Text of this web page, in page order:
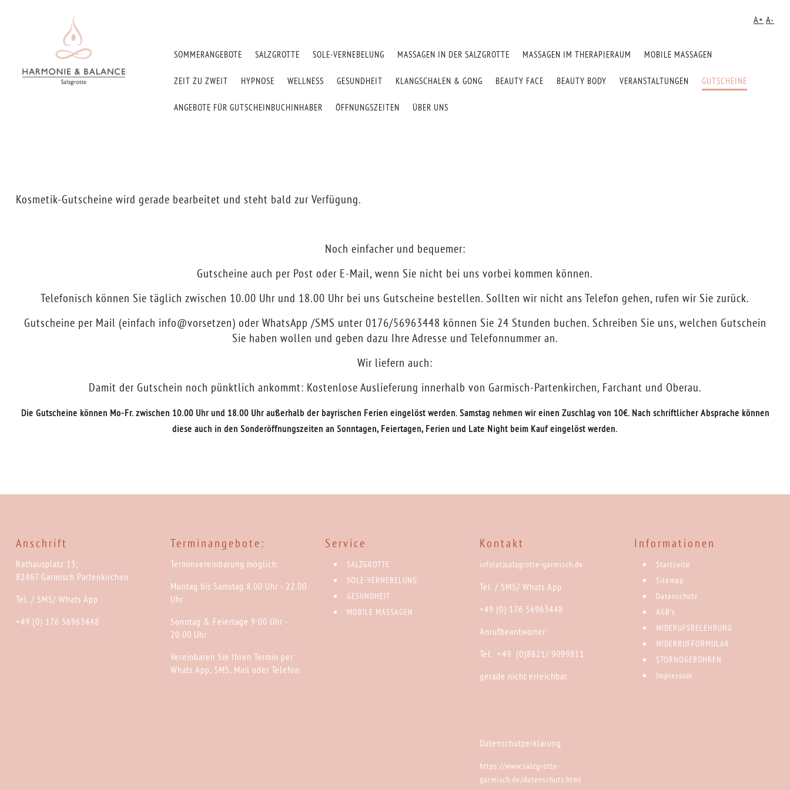
A+ A-
SOMMERANGEBOTE SALZGROTTE SOLE-VERNEBELUNG MASSAGEN IN DER SALZGROTTE MASSAGEN IM THERAPIERAUM MOBILE MASSAGEN
ZEIT ZU ZWEIT HYPNOSE WELLNESS GESUNDHEIT KLANGSCHALEN & GONG BEAUTY FACE BEAUTY BODY VERANSTALTUNGEN GUTSCHEINE
ANGEBOTE FÜR GUTSCHEINBUCHINHABER ÖFFNUNGSZEITEN ÜBER UNS
Kosmetik-Gutscheine wird gerade bearbeitet und steht bald zur Verfügung.
Noch einfacher und bequemer:
Gutscheine auch per Post oder E-Mail, wenn Sie nicht bei uns vorbei kommen können.
Telefonisch können Sie täglich zwischen 10.00 Uhr und 18.00 Uhr bei uns Gutscheine bestellen. Sollten wir nicht ans Telefon gehen, rufen wir Sie zurück.
Gutscheine per Mail (einfach info@vorsetzen) oder WhatsApp /SMS unter 0176/56963448 können Sie 24 Stunden buchen. Schreiben Sie uns, welchen Gutschein
Sie haben wollen und geben dazu Ihre Adresse und Telefonnummer an.
Wir liefern auch:
Damit der Gutschein noch pünktlich ankommt: Kostenlose Auslieferung innerhalb von Garmisch-Partenkirchen, Farchant und Oberau.
Die Gutscheine können Mo-Fr. zwischen 10.00 Uhr und 18.00 Uhr außerhalb der bayrischen Ferien eingelöst werden. Samstag nehmen wir einen Zuschlag von 10€. Nach schriftlicher Absprache können
diese auch in den Sonderöffnungszeiten an Sonntagen, Feiertagen, Ferien und Late Night beim Kauf eingelöst werden.
Anschrift
Rathausplatz 13;
82467 Garmisch Partenkirchen
Tel. / SMS/ Whats App
+49 (0) 176 56963448
Terminangebote:
Terminvereinbarung möglich:
Montag bis Samstag 8.00 Uhr - 22.00
Uhr
Sonntag & Feiertage 9:00 Uhr -
20.00 Uhr
Vereinbaren Sie Ihren Termin per
Whats App, SMS, Mail oder Telefon.
Service
SALZGROTTE
SOLE-VERNEBELUNG
GESUNDHEIT
MOBILE MASSAGEN
Kontakt
info(at)salzgrotte-garmisch.de
Tel. / SMS/ Whats App
+49 (0) 176 56963448
Anrufbeantworter:
Tel. +49 (0)8821/ 9099811
gerade nicht erreichbar.
Datenschutzerklärung
https://www.salzgrotte-
garmisch.de/datenschutz.html
Informationen
Startseite
Sitemap
Datenschutz
AGB's
WIDERUFSBELEHRUNG
WIDERRUFFORMULAR
STORNOGEBÜHREN
Impressum